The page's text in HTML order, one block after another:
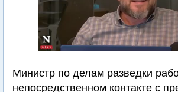
Министр по делам разведки
непосредственном контакте с